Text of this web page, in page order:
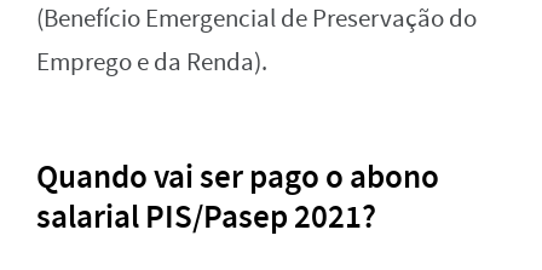
(Benefício Emergencial de Preservação do
Emprego e da Renda).
Quando vai ser pago o abono
salarial PIS/Pasep 2021?